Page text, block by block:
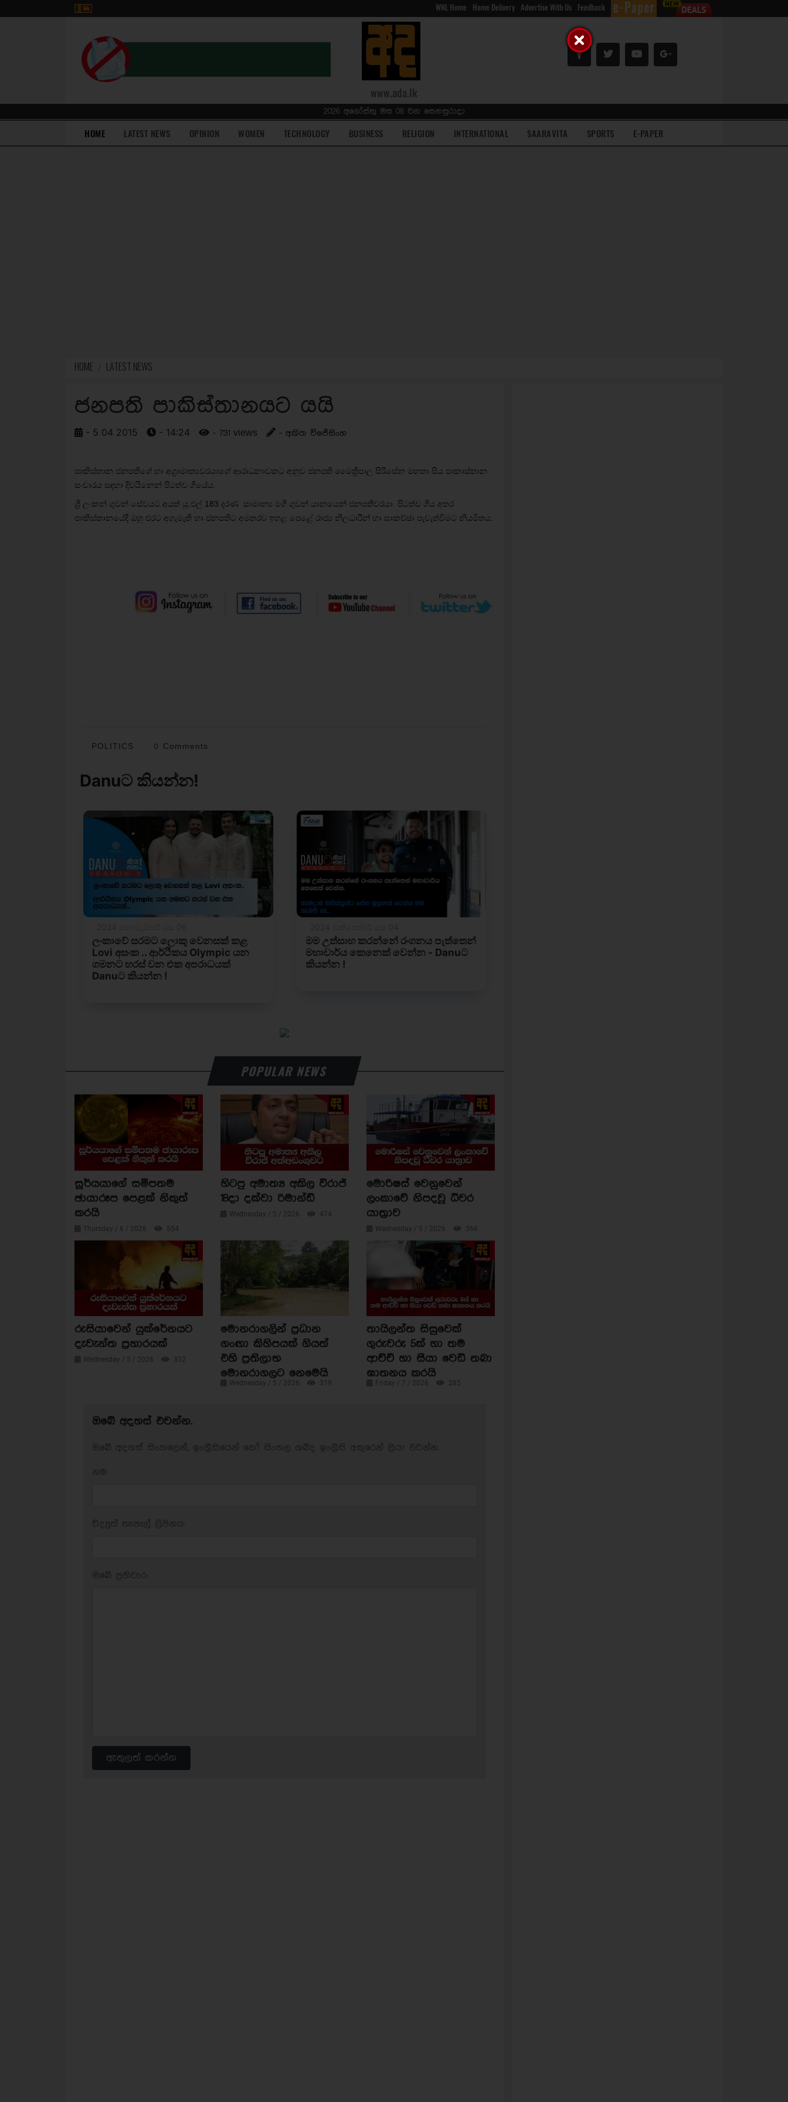
WNL Home Home Delivery Advertise With Us Feedback
www.ada.lk
2026 අගෝස්තු මස 08 වන සෙනසුරාදා
HOME(current)LATEST NEWS OPINION WOMEN TECHNOLOGY BUSINESS RELIGION INTERNATIONAL SAARAVITA SPORTS E-PAPER
HOME LATEST NEWS
ජනපති පාකිස්තානයට යයි
- 5 04 2015 - 14:24 - 731 views - අකිත විජේසිංහ
පාකිස්තාන ජනපතිග‍ේ හා අග්‍රාමාත්‍යවරයාගේ ආරාධනාවකට අනුව ජනපති මෛත්‍රීපාල සිරිසේන මහතා සිය පාකාස්තාන
සංචාරය සඳහා දිවයිනෙන් පිටත්ව ගියේය.
ශ්‍රී ලංකන් ගුවන් සේවයට අයත් යු.එල් 183 දරණ සාමාන්‍ය මගී ගුවන් යානයෙන් ජනපතිවරයා පිටත්ව ගිය අතර
පාකිස්තානයේදී ඔහු එරට අගැමැති හා ජනපතිට අමතරව ඉහළ පෙළේ රාජ්‍ය නිලධාරීන් හා සාකච්ඡා පැවැත්වීමට නියමිතය.
POLITICS 0 Comments
POPULAR NEWS
සූර්යයාගේ සමීපතම
ඡායාරූප පෙළක් නිකුත්
කරයි
Thursday / 6 / 2026 554
හිටපු අමාත්‍ය අකිල විරාජ්
18දා දක්වා රිමාන්ඩ්
Wednesday / 5 / 2026 474
මොරිෂස් වෙනුවෙන්
ලංකාවේ නිපදවූ ධීවර
යාත්‍රාව
Wednesday / 5 / 2026 366
රුසියාවෙන් යුක්රේනයට
දැවැන්ත ප්‍රහාරයක්
Wednesday / 5 / 2026 332
මොනරාගලින් ප්‍රධාන
ගංඟා කිහිපයක් ගියත්
එහි ප්‍රතිලාභ
මොනරාගලට නෙමෙයි
Wednesday / 5 / 2026 319
තායිලන්ත සිසුවෙක්
ගුරුවරු 5ක් හා තම
ආච්චි හා සීයා වෙඩි තබා
ඝාතනය කරයි
Friday / 7 / 2026 285
ඔබේ අදහස් එවන්න.
ඇතුලත් කරන්න